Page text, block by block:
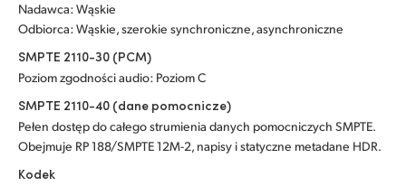
Nadawca: Wąskie
Odbiorca: Wąskie, szerokie synchroniczne, asynchroniczne
SMPTE 2110-30 (PCM)
Poziom zgodności audio: Poziom C
SMPTE 2110-40 (dane pomocnicze)
Pełen dostęp do całego strumienia danych pomocniczych SMPTE.
Obejmuje RP 188/SMPTE 12M-2, napisy i statyczne metadane HDR.
Kodek